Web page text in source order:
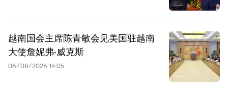
越南国会主席陈青敏会见美国驻越南
大使詹妮弗·威克斯
06/08/2026 14:05